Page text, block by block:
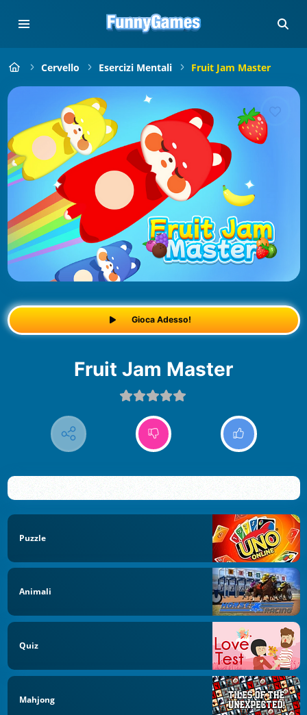
Cervello Esercizi Mentali Fruit Jam Master
Gioca Adesso!
Fruit Jam Master
Puzzle
Animali
Quiz
Mahjong